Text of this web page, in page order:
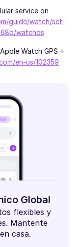
service on
guide/watch/set-
watchos
Watch GPS +
en-us/102359
Global
flexibles y
Mantente
casa.